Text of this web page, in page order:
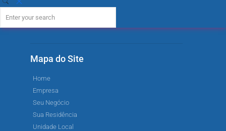
Mapa do Site
Home
Empresa
Seu Negócio
Sua Residência
Unidade Local